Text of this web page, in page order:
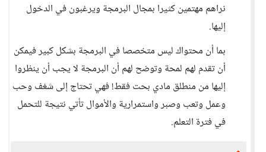
نراهم مهتمين كثيرا بمجال البرمجة ويرغبون في الدخول
إليها.
بما أن محتواك ليس متخصصا في البرمجة بشكل كبير فيمكن
أن تقدم لهم لمحة وتوضح لهم أن البرمجة لا يجب أن ينظروا
إليها من منطلق مادي بحت فقط! فهي تحتاج إلى شغف وحب
وعمل وتعب وصبر واستمرارية والأموال تأتي نتيجة للتحمل
في فترة التعلم.